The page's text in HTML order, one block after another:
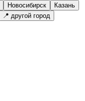
Новосибирск
Казань
📍 другой город